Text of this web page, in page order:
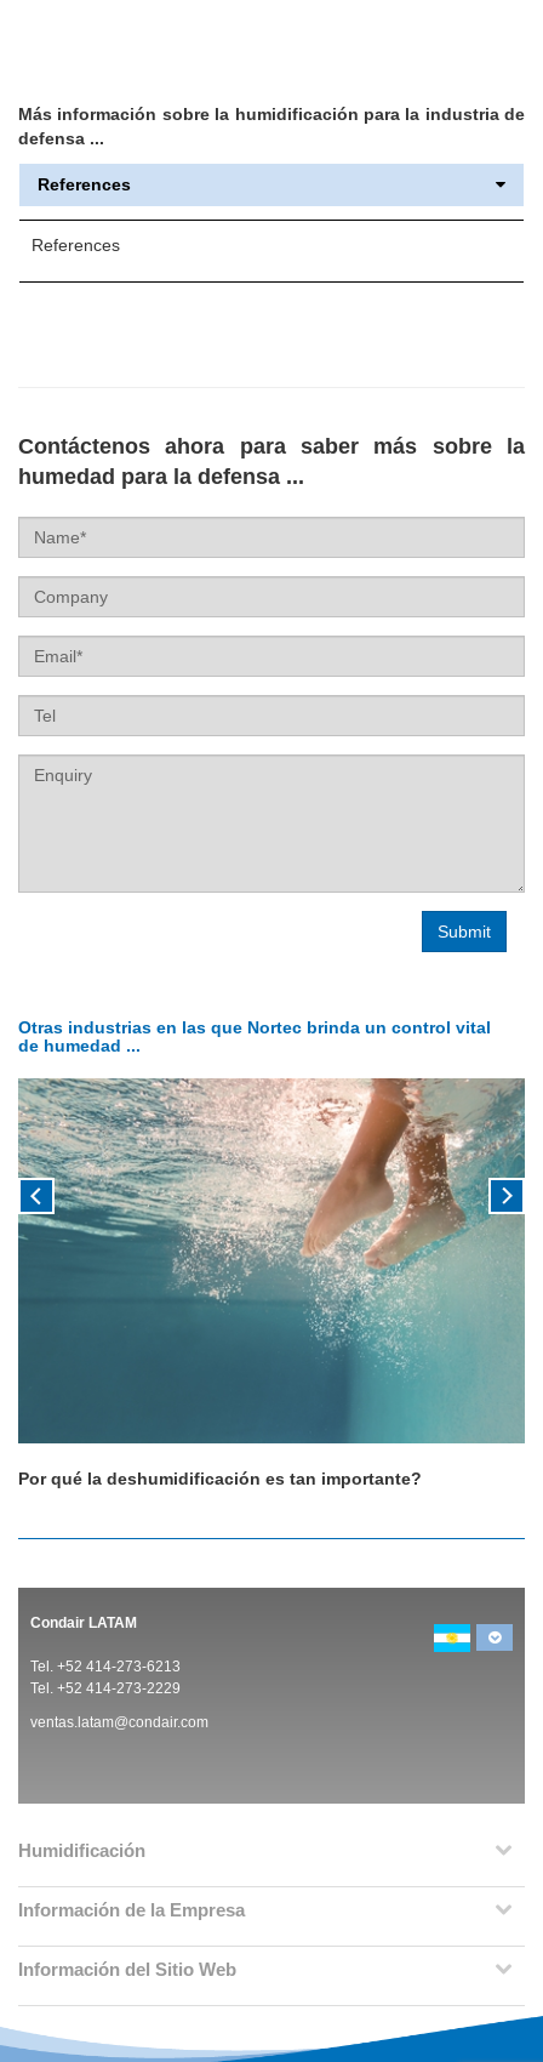
Más información sobre la humidificación para la industria de
defensa ...
References
References
Contáctenos ahora para saber más sobre la
humedad para la defensa ...
Name
Company
Email
Tel
Label
Otras industrias en las que Nortec brinda un control vital
de humedad ...
Por qué la deshumidificación es tan importante?
Condair LATAM
Tel. +52 414-273-6213
Tel. +52 414-273-2229
ventas.latam@condair.com
Humidificación
Información de la Empresa
Información del Sitio Web